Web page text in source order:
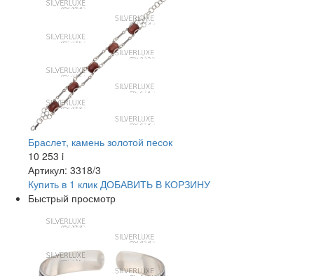
Браслет, камень золотой песок
10 253 i
Артикул: 3318/3
Купить в 1 клик ДОБАВИТЬ В КОРЗИНУ
Быстрый просмотр